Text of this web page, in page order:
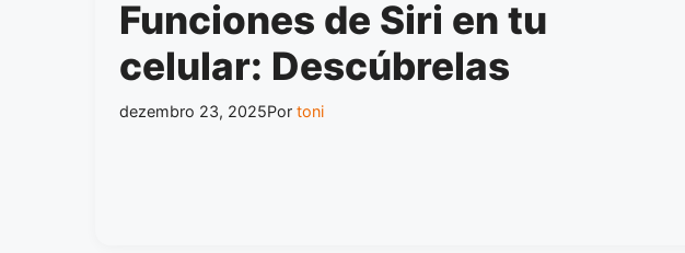
Funciones de Siri en tu
celular: Descúbrelas
dezembro 23, 2025Por toni